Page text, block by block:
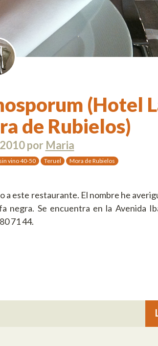
(Hotel
de Rubielos)
por Maria
vino 40-50 Teruel Mora de Rubielos
a este restaurante. El nombre he
negra. Se encuentra en la Avenida
71 44.